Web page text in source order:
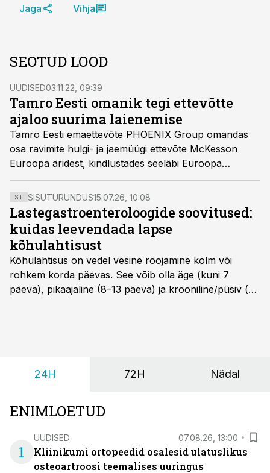
Jaga Vihja
SEOTUD LOOD
UUDISED03.11.22, 09:39
Tamro Eesti omanik tegi ettevõtte
ajaloo suurima laienemise
Tamro Eesti emaettevõte PHOENIX Group omandas
osa ravimite hulgi- ja jaemüügi ettevõte McKesson
Euroopa äridest, kindlustades seeläbi Euroopa
suurima ravimite hulgi- ja jaemüüja positsiooni.
ST SISUTURUNDUS15.07.26, 10:08
Lastegastroenteroloogide soovitused:
kuidas leevendada lapse
kõhulahtisust
Kõhulahtisus on vedel vesine roojamine kolm või
rohkem korda päevas. See võib olla äge (kuni 7
päeva), pikaajaline (8–13 päeva) ja krooniline/püsiv (>
24H 72H Nädal
ENIMLOETUD
1
UUDISED 07.08.26, 13:00
Kliinikumi ortopeedid osalesid ulatuslikus
osteoartroosi teemalises uuringus